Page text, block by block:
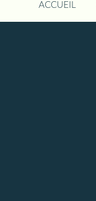
ACCUEIL